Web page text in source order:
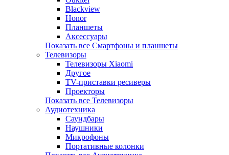
Blackview
Honor
Планшеты
Аксессуары
Показать все Смартфоны и планшеты
Телевизоры
Телевизоры Xiaomi
Другое
TV-приставки ресиверы
Проекторы
Показать все Телевизоры
Аудиотехника
Саундбары
Наушники
Микрофоны
Портативные колонки